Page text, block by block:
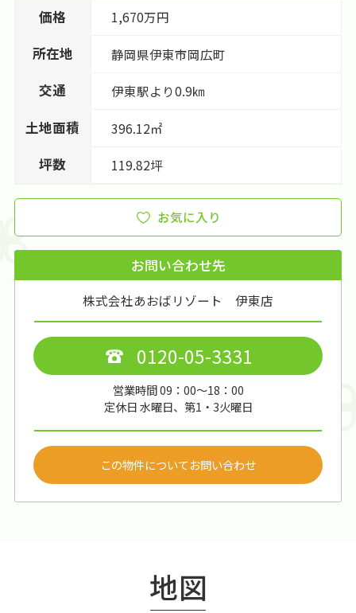
価格 1,670万円
所在地 静岡県伊東市岡広町
交通 伊東駅より0.9㎞
土地面積 396.12㎡
坪数 119.82坪
お気に入り
お問い合わせ先
株式会社あおばリゾート 伊東店
0120-05-3331
営業時間 09：00～18：00
定休日 水曜日、第1・3火曜日
この物件についてお問い合わせ
地図